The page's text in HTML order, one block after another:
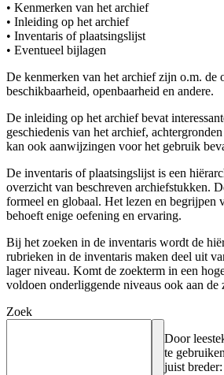
• Kenmerken van het archief
• Inleiding op het archief
• Inventaris of plaatsingslijst
• Eventueel bijlagen
De kenmerken van het archief zijn o.m. de
beschikbaarheid, openbaarheid en andere.
De inleiding op het archief bevat
geschiedenis van het archief,
kan ook aanwijzingen voor het gebruik
De inventaris of plaatsingslijst is een
overzicht van beschreven archiefstukken.
formeel en globaal. Het lezen en begrijpen
behoeft enige oefening en ervaring.
Bij het zoeken in de inventaris wordt de
rubrieken in de inventaris maken deel uit
lager niveau. Komt de zoekterm in een
voldoen onderliggende niveaus ook aan de
Zoek
Door
te
juist breder: